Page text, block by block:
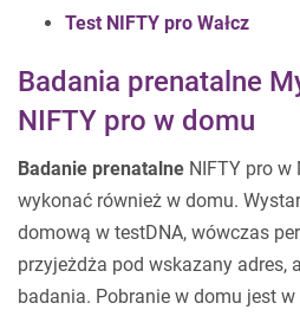
Test NIFTY pro Wałcz
Badania prenatalne
NIFTY pro w domu
Badanie prenatalne NIFTY pro
wykonać również w domu.
domową w testDNA, wówczas
przyjeżdża pod wskazany adres,
badania. Pobranie w domu jest